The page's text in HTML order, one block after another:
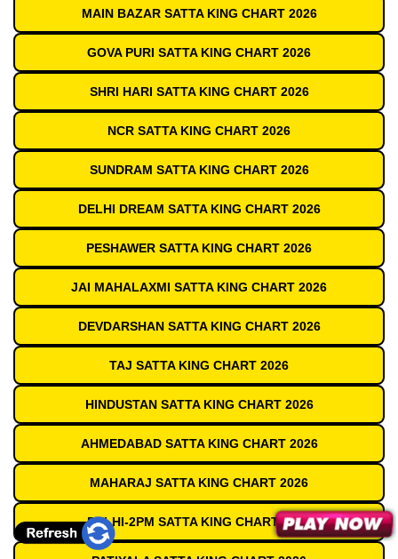
MAIN BAZAR SATTA KING CHART 2026
GOVA PURI SATTA KING CHART 2026
SHRI HARI SATTA KING CHART 2026
NCR SATTA KING CHART 2026
SUNDRAM SATTA KING CHART 2026
DELHI DREAM SATTA KING CHART 2026
PESHAWER SATTA KING CHART 2026
JAI MAHALAXMI SATTA KING CHART 2026
DEVDARSHAN SATTA KING CHART 2026
TAJ SATTA KING CHART 2026
HINDUSTAN SATTA KING CHART 2026
AHMEDABAD SATTA KING CHART 2026
MAHARAJ SATTA KING CHART 2026
DELHI-2PM SATTA KING CHART 2026